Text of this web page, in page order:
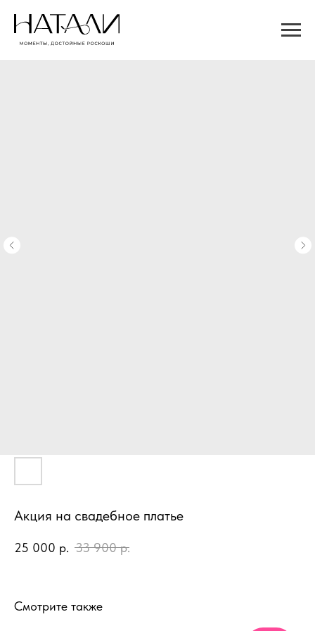
Акция на свадебное платье
25 000 р. 33 900 р.
Смотрите также